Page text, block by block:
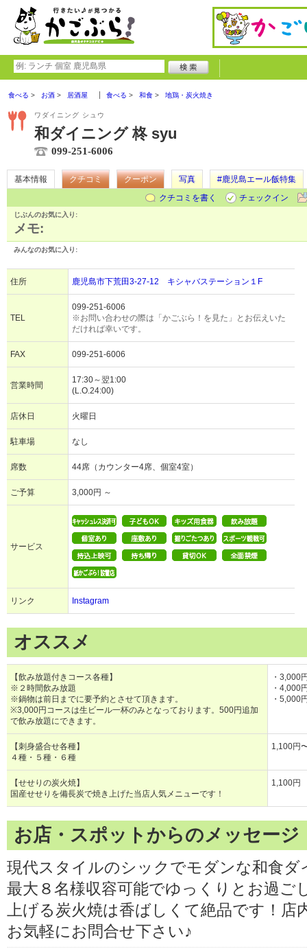
食べる お酒 居酒屋 食べる 和食 地鶏・炭火焼き
ワダイニング シュウ
和ダイニング 柊 syu
099-251-6006
基本情報 クチコミ クーポン 写真
#鹿児島エール飯特集
クチコミを書く
チェックイン
じぶんのお気に入り:
メモ:
みんなのお気に入り:
住所 鹿児島市下荒田3-27-12 キシャバステーション１F
TEL
099-251-6006
※お問い合わせの際は「かごぶら！を見た」とお伝えいた
だければ幸いです。
FAX 099-251-6006
営業時間
17:30～翌1:00
(L.O.24:00)
店休日 火曜日
駐車場 なし
席数 44席（カウンター4席、個室4室）
ご予算 3,000円 ～
サービス
リンク Instagram
オススメ
【飲み放題付きコース各種】
※２時間飲み放題
※鍋物は前日までに要予約とさせて頂きます。
※3,000円コースは生ビール一杯のみとなっております。500円追加
で飲み放題にできます。
・3,000
・4,000
・5,000
【刺身盛合せ各種】
４種・５種・６種
1,100円
【せせりの炭火焼】
国産せせりを備長炭で焼き上げた当店人気メニューです！
1,100円
お店・スポットからのメッセージ
現代スタイルのシックでモダンな和食
最大８名様収容可能でゆっくりとお過
上げる炭火焼は香ばしくて絶品です！
お気軽にお問合せ下さい♪